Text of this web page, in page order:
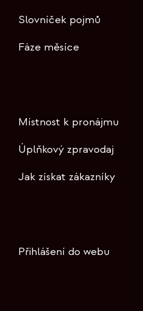
Slovníček pojmů
Fáze měsíce
Místnost k pronájmu
Úplňkový zpravodaj
Jak získat zákazníky
Přihlášení do webu